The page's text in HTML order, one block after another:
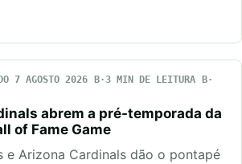
7 AGOSTO 2026
3 MIN DE LEITURA
abrem a pré-temporada da
of Fame Game
e Arizona Cardinals dão o pontapé